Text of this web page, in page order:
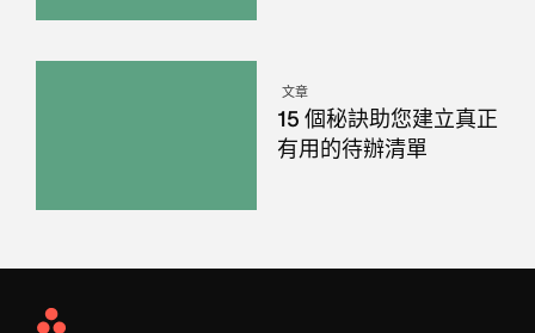
文章
15 個秘訣助您建立真正
有用的待辦清單